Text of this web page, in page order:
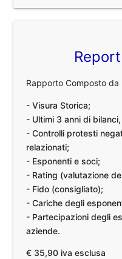
Rapporto Composto
- Visura Storica;
- Ultimi 3 anni di
- Controlli protesti
relazionati;
- Esponenti e soci;
- Rating (valutazione
- Fido (consigliato);
- Cariche degli
- Partecipazioni degli
aziende.
€ 35,90 iva esclusa